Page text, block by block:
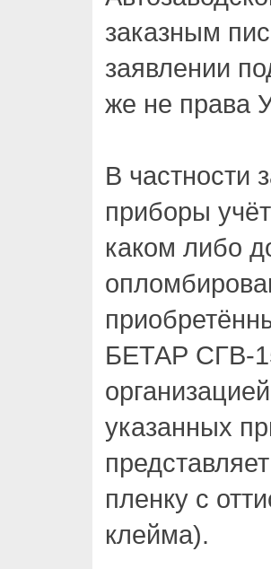
заказным
заявлении
же не права
В частности
приборы
каком либо
БЕТАР СГВ-
указанных
пленку с
клейма).